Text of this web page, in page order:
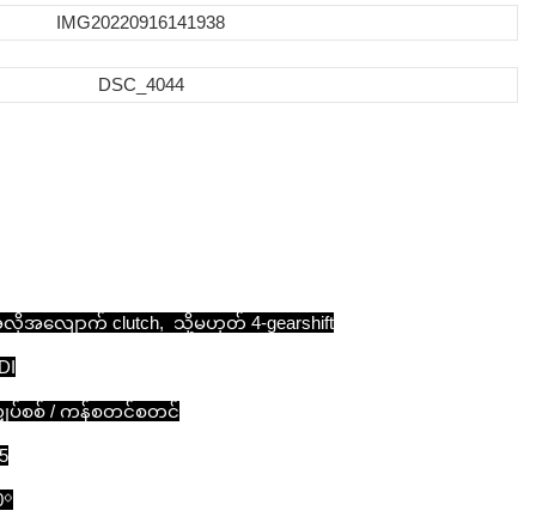
အလျောက် clutch, သို့မဟုတ် 4-gearshift
ပ်စစ် / ကန်စတင်စတင်